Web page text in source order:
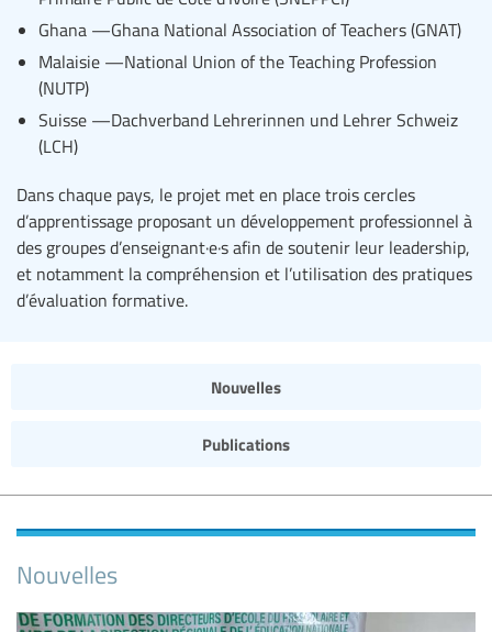
Ghana —Ghana National Association of Teachers (GNAT)
Malaisie —National Union of the Teaching Profession
(NUTP)
Suisse —Dachverband Lehrerinnen und Lehrer Schweiz
(LCH)
Dans chaque pays, le projet met en place trois cercles
d’apprentissage proposant un développement professionnel à
des groupes d’enseignant·e·s afin de soutenir leur leadership,
et notamment la compréhension et l’utilisation des pratiques
d’évaluation formative.
Nouvelles
Publications
Nouvelles